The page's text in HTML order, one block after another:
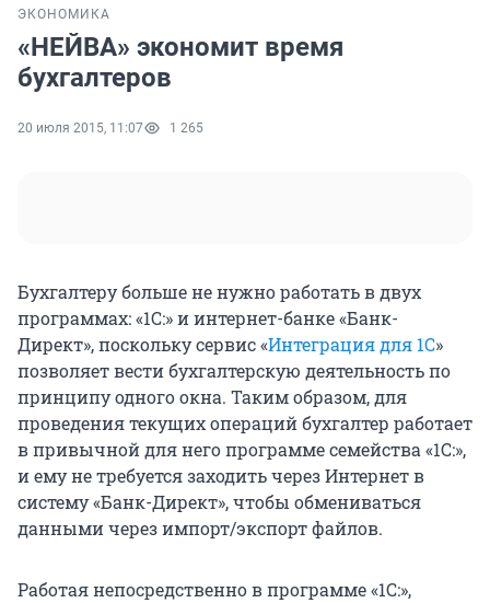
ЭКОНОМИКА
«НЕЙВА» экономит время
бухгалтеров
20 июля 2015, 11:07 1 265
Бухгалтеру больше не нужно работать в двух
программах: «1С:» и интернет-банке «Банк-
Директ», поскольку сервис «Интеграция для 1С»
позволяет вести бухгалтерскую деятельность по
принципу одного окна. Таким образом, для
проведения текущих операций бухгалтер работает
в привычной для него программе семейства «1С:»,
и ему не требуется заходить через Интернет в
систему «Банк-Директ», чтобы обмениваться
данными через импорт/экспорт файлов.
Работая непосредственно в программе «1С:»,